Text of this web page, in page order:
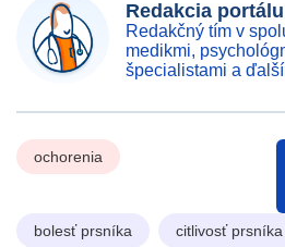
Redakcia
Redakčný tím v
medikmi,
špecialistami a
ochorenia
bolesť prsníka citlivosť prsníka